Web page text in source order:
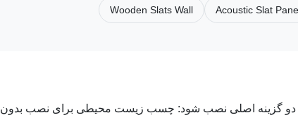
Acoustic Slat
Wooden Slats Wall
دو گزینه اصلی نصب شود: چسب زیست محیطی برای نصب بدون